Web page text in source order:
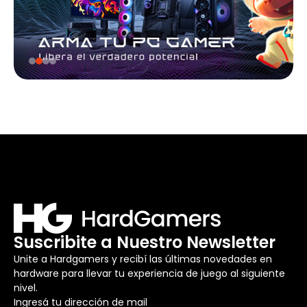
Suscribite a Nuestro Newsletter
Unite a Hardgamers y recibí las últimas novedades en
hardware para llevar tu experiencia de juego al siguiente
nivel.